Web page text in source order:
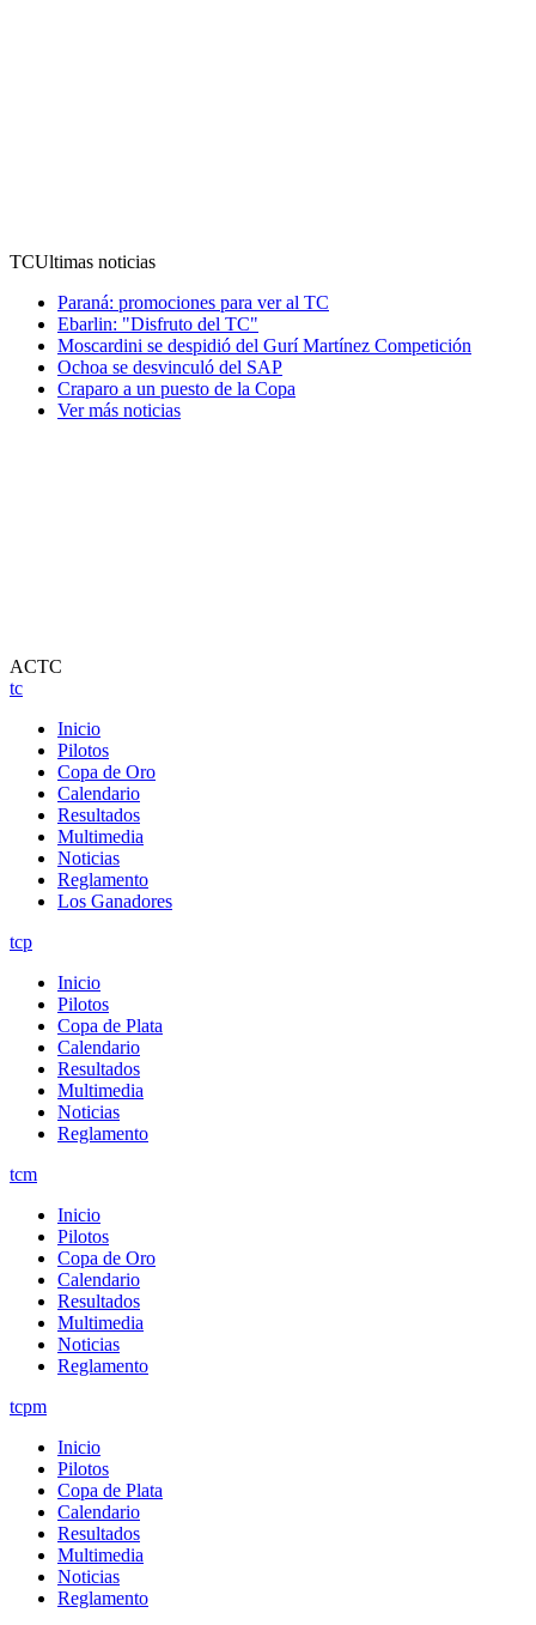
TCUltimas noticias
Paraná: promociones para ver al TC
Ebarlin: "Disfruto del TC"
Moscardini se despidió del Gurí Martínez Competición
Ochoa se desvinculó del SAP
Craparo a un puesto de la Copa
Ver más noticias
ACTC
tc
Inicio
Pilotos
Copa de Oro
Calendario
Resultados
Multimedia
Noticias
Reglamento
Los Ganadores
tcp
Inicio
Pilotos
Copa de Plata
Calendario
Resultados
Multimedia
Noticias
Reglamento
tcm
Inicio
Pilotos
Copa de Oro
Calendario
Resultados
Multimedia
Noticias
Reglamento
tcpm
Inicio
Pilotos
Copa de Plata
Calendario
Resultados
Multimedia
Noticias
Reglamento